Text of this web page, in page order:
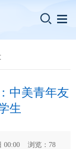
中美青年友
生
00:00 浏览： 78